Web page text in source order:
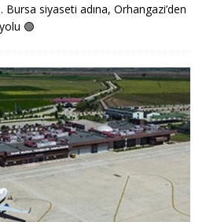
Bursa siyaseti adına, Orhangazi’den
🟢